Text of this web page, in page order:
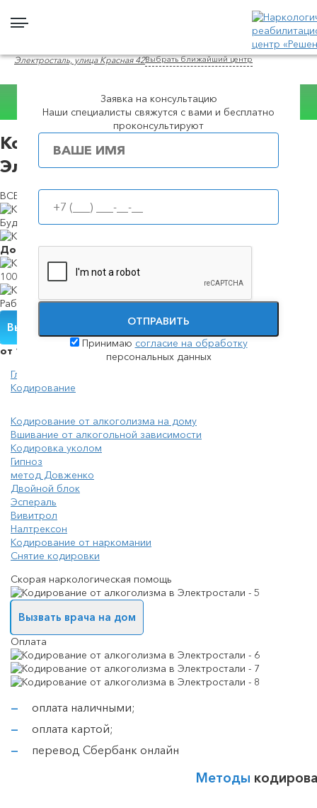
Электросталь, улица Красная 42Выбрать ближайший центр
Консультация WhatsApp
Кодирование от алкоголизма в
Электростали
ВСЕ ВИДЫ И МЕТОДЫ КОДИРОВАНИЯ
Будем в течение39 минут
Доступныецены
100% анонимность
Работаемкруглосуточно
Вызвать нарколога
от 1000 руб.
Главная
Кодирование
Кодирование от алкоголизма на дому
Вшивание от алкогольной зависимости
Кодировка уколом
Гипноз
метод Довженко
Двойной блок
Эспераль
Вивитрол
Налтрексон
Кодирование от наркомании
Снятие кодировки
Скорая наркологическая помощь
Вызвать врача на дом
Оплата
оплата наличными;
оплата картой;
перевод Сбербанк онлайн
Методы
Популярные города
Заявка на консультацию
Наши специалисты свяжутся с вами и бесплатно
проконсультируют
ОТПРАВИТЬ
Принимаю согласие на обработку
персональных данных